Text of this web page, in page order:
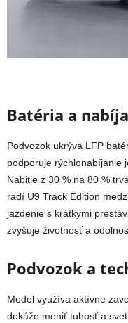
Batéria a
Podvozok ukrýva LFP
podporuje rýchlonabíjanie
Nabitie z 30 % na 80 %
radí U9 Track Edition
jazdenie s krátkymi
zvyšuje životnosť a
Podvozok a
Model využíva aktívne
dokáže meniť tuhosť a